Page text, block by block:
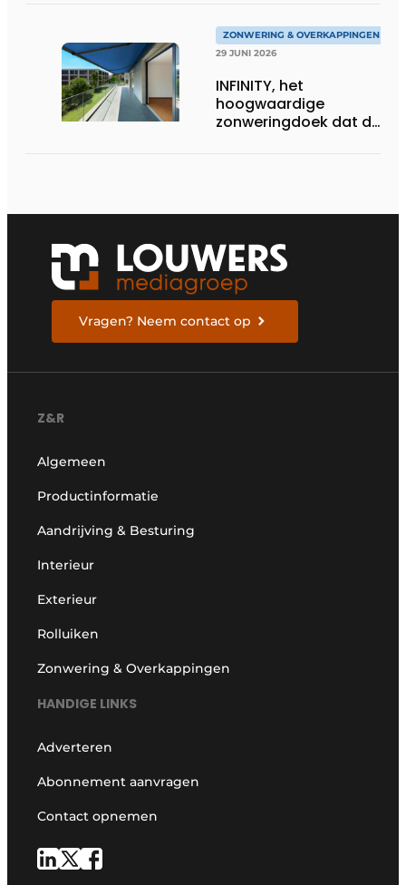
ZONWERING & OVERKAPPINGEN
29 JUNI 2026
INFINITY, het
hoogwaardige
zonweringdoek dat de
Vragen? Neem contact op
Z&R
Algemeen
Productinformatie
Aandrijving & Besturing
Interieur
Exterieur
Rolluiken
Zonwering & Overkappingen
HANDIGE LINKS
Adverteren
Abonnement aanvragen
Contact opnemen